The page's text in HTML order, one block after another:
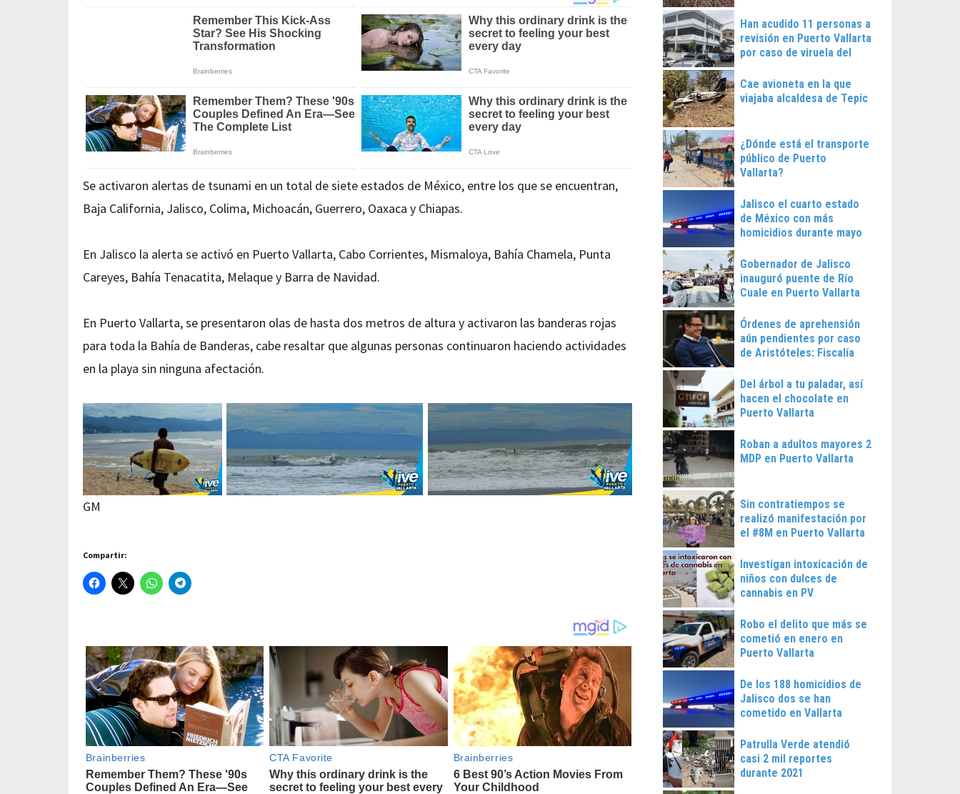
Se activaron alertas de tsunami en un total de siete estados de México, entre los que se encuentran,
Baja California, Jalisco, Colima, Michoacán, Guerrero, Oaxaca y Chiapas.
En Jalisco la alerta se activó en Puerto Vallarta, Cabo Corrientes, Mismaloya, Bahía Chamela, Punta
Careyes, Bahía Tenacatita, Melaque y Barra de Navidad.
En Puerto Vallarta, se presentaron olas de hasta dos metros de altura y activaron las banderas rojas
para toda la Bahía de Banderas, cabe resaltar que algunas personas continuaron haciendo actividades
en la playa sin ninguna afectación.
GM
Compartir:
Han acudido 11 personas a
revisión en Puerto Vallarta
por caso de viruela del
Cae avioneta en la que
viajaba alcaldesa de Tepic
¿Dónde está el transporte
público de Puerto
Vallarta?
Jalisco el cuarto estado
de México con más
homicidios durante mayo
Gobernador de Jalisco
inauguró puente de Río
Cuale en Puerto Vallarta
Órdenes de aprehensión
aún pendientes por caso
de Aristóteles: Fiscalía
Del árbol a tu paladar, así
hacen el chocolate en
Puerto Vallarta
Roban a adultos mayores 2
MDP en Puerto Vallarta
Sin contratiempos se
realizó manifestación por
el #8M en Puerto Vallarta
Investigan intoxicación de
niños con dulces de
cannabis en PV
Robo el delito que más se
cometió en enero en
Puerto Vallarta
De los 188 homicidios de
Jalisco dos se han
cometido en Vallarta
Patrulla Verde atendió
casi 2 mil reportes
durante 2021